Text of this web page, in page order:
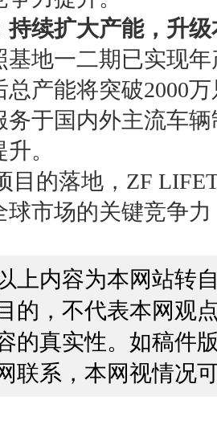
持续扩大产能，升
基地一二期已实现
总产能将突破2000
务于国内外主流车
。
目的落地，ZF
球市场的关键竞争
上内容为本网站转
的，不代表本网观
的真实性。如稿件
联系，本网视情况